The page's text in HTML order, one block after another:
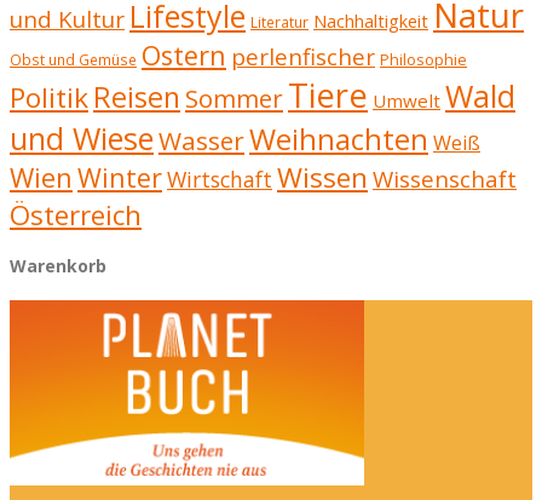
und Kultur Lifestyle Literatur Nachhaltigkeit Natur
Obst und Gemüse Ostern perlenfischer Philosophie
PolitikReisen SommerTiere Umwelt Wald
und WieseWasserWeihnachten Weiß
Wien WinterWirtschaft Wissen Wissenschaft
Österreich
Warenkorb